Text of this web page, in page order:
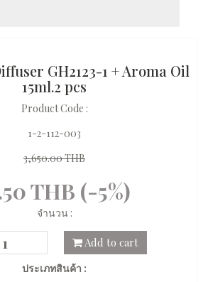
GH2123-1 + Aroma Oil
15ml.2 pcs
Product Code :
1-2-112-003
3,650.00 THB
THB (-5%)
จำนวน :
Add to cart
ประเภทสินค้า :